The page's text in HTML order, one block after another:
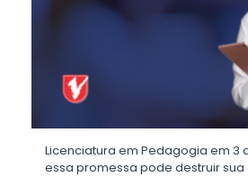
Licenciatura em Pedagogia em 3
essa promessa pode destruir